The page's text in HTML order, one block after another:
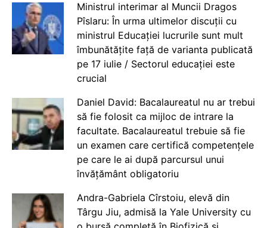
Ministrul interimar al Muncii Dragos
Pîslaru: În urma ultimelor discuții cu
ministrul Educației lucrurile sunt mult
îmbunătățite față de varianta publicată
pe 17 iulie / Sectorul educației este
crucial
Daniel David: Bacalaureatul nu ar trebui
să fie folosit ca mijloc de intrare la
facultate. Bacalaureatul trebuie să fie
un examen care certifică competențele
pe care le ai după parcursul unui
învățământ obligatoriu
Andra-Gabriela Cîrstoiu, elevă din
Târgu Jiu, admisă la Yale University cu